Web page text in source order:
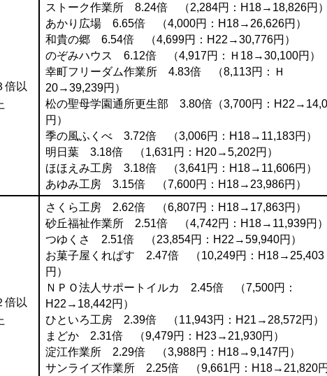
倍以
上
ストーク作業所 8.24倍 （2,284円：H18→18,826円）
あかり広場 6.65倍 （4,000円：H18→26,626円）
和貴の郷 6.54倍 （4,699円：H22→30,776円）
のぞみハウス 6.12倍 （4,917円：Ｈ18→30,100円）
幸町フリーダム作業所 4.83倍 （8,113円：Ｈ
20→39,239円）
松の聖母学園通所更生部 3.80倍（3,700円：
円）
季の風ふくべ 3.72倍 （3,006円：H18→11,183円）
明日葉 3.18倍 （1,631円：H20→5,202円）
ほほえみ工房 3.18倍 （3,641円：H18→11,606円）
あゆみ工房 3.15倍 （7,600円：H18→23,986円）
倍以
上
さくら工房 2.62倍 （6,807円：H18→17,863円）
砂丘福祉作業所 2.51倍 （4,742円：H18→11,939円）
つゆくさ 2.51倍 （23,854円：H22→59,940円）
お菓子屋くれぱす 2.47倍 （10,249円：H18→25,403
円）
ＮＰＯ法人サポートイルカ 2.45倍 （7,500円：
H22→18,442円）
ひといろ工房 2.39倍 （11,943円：H21→28,572円）
まどか 2.31倍 （9,479円：H23→21,930円）
淀江作業所 2.29倍 （3,988円：H18→9,147円）
サンライズ作業所 2.25倍 （9,661円：H18→21,820円